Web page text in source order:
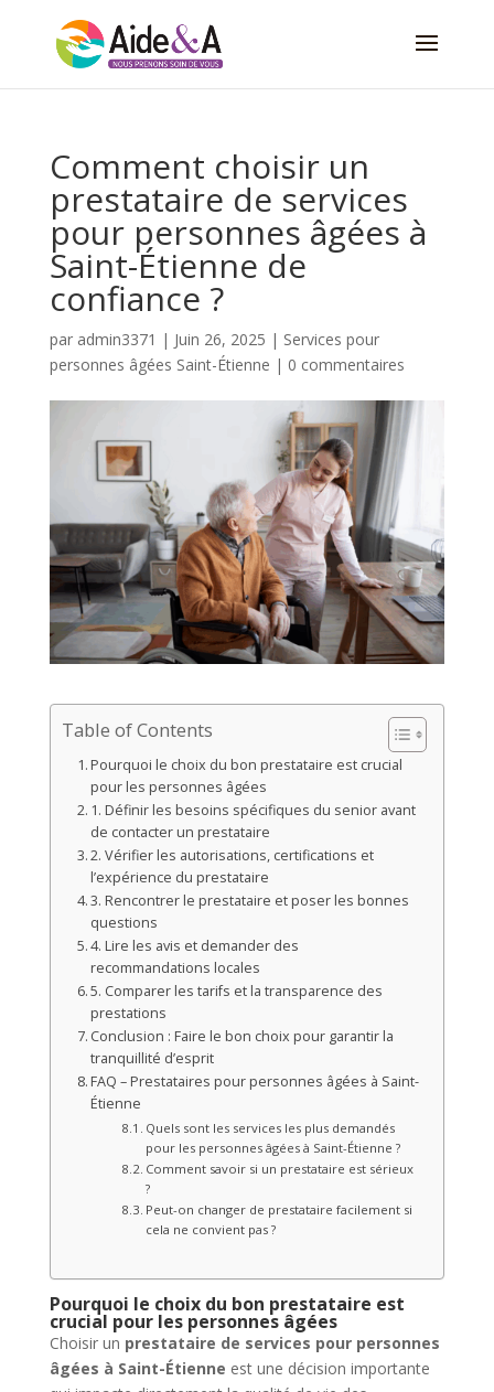
Comment choisir un
prestataire de services
pour personnes âgées à
Saint-Étienne de
confiance ?
par admin3371 | Juin 26, 2025 | Services pour
personnes âgées Saint-Étienne | 0 commentaires
Table of Contents
Pourquoi le choix du bon prestataire est crucial
pour les personnes âgées
1. Définir les besoins spécifiques du senior avant
de contacter un prestataire
2. Vérifier les autorisations, certifications et
l’expérience du prestataire
3. Rencontrer le prestataire et poser les bonnes
questions
4. Lire les avis et demander des
recommandations locales
5. Comparer les tarifs et la transparence des
prestations
Conclusion : Faire le bon choix pour garantir la
tranquillité d’esprit
FAQ – Prestataires pour personnes âgées à Saint-
Étienne
Quels sont les services les plus demandés
pour les personnes âgées à Saint-Étienne ?
Comment savoir si un prestataire est sérieux
?
Peut-on changer de prestataire facilement si
cela ne convient pas ?
Pourquoi le choix du bon prestataire est
crucial pour les personnes âgées
Choisir un prestataire de services pour personnes
âgées à Saint-Étienne est une décision importante